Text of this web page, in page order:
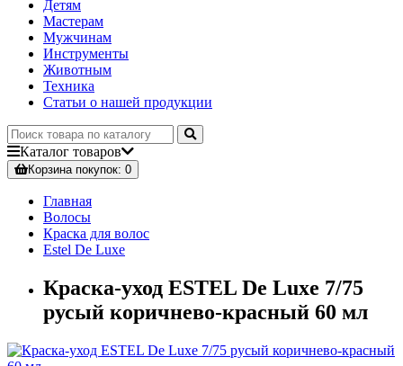
Детям
Мастерам
Мужчинам
Инструменты
Животным
Техника
Статьи о нашей продукции
Каталог товаров
Корзинапокупок: 0
Главная
Волосы
Краска для волос
Estel De Luxe
Краска-уход ESTEL De Luxe 7/75
русый коричнево-красный 60 мл